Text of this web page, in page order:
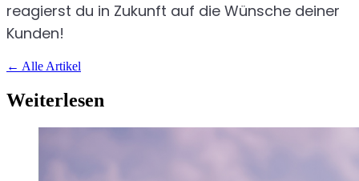
reagierst du in Zukunft auf die Wünsche deiner
Kunden!
← Alle Artikel
Weiterlesen